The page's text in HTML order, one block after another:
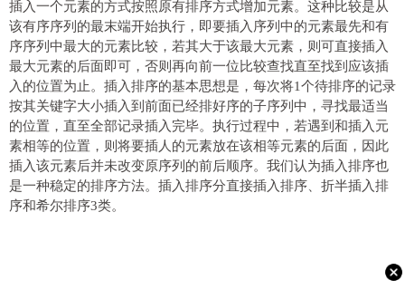
插入一个元素的方式按照原有排序方式增加元素。这种比较是从
该有序序列的最末端开始执行，即要插入序列中的元素最先和有
序序列中最大的元素比较，若其大于该最大元素，则可直接插入
最大元素的后面即可，否则再向前一位比较查找直至找到应该插
入的位置为止。插入排序的基本思想是，每次将1个待排序的记录
按其关键字大小插入到前面已经排好序的子序列中，寻找最适当
的位置，直至全部记录插入完毕。执行过程中，若遇到和插入元
素相等的位置，则将要插人的元素放在该相等元素的后面，因此
插入该元素后并未改变原序列的前后顺序。我们认为插入排序也
是一种稳定的排序方法。插入排序分直接插入排序、折半插入排
序和希尔排序3类。